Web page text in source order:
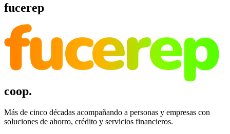
fucerep
fucerep
coop.
Más de cinco décadas acompañando a personas y empresas con
soluciones de ahorro, crédito y servicios financieros.